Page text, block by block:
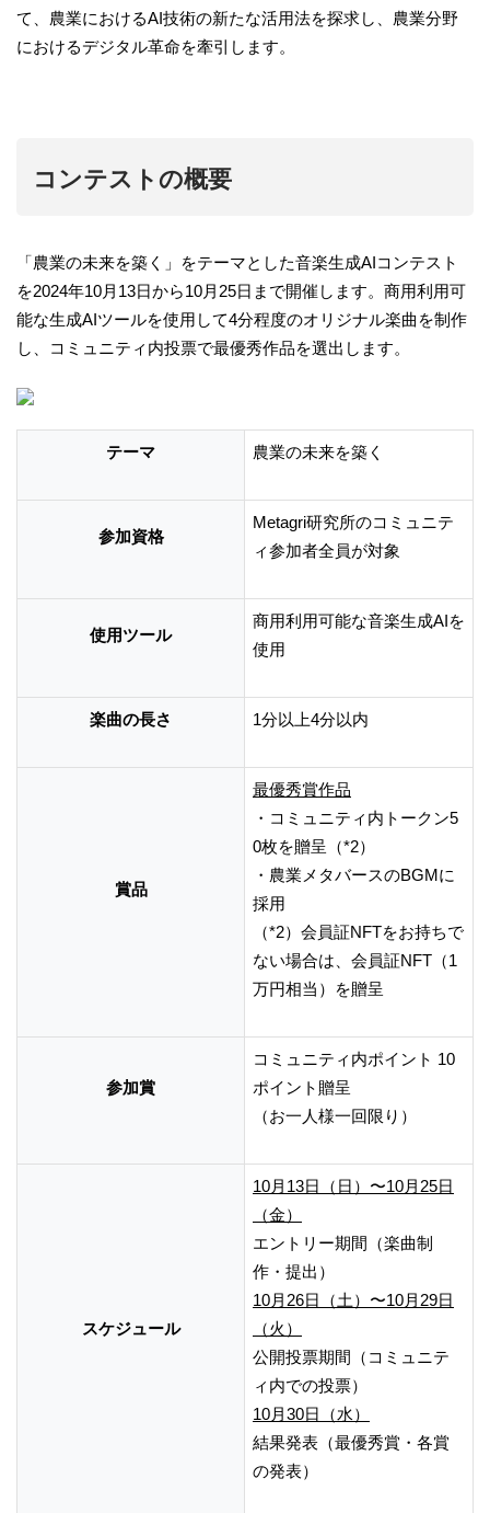
て、農業におけるAI技術の新たな活用法を探求し、農業分野
におけるデジタル革命を牽引します。
コンテストの概要
「農業の未来を築く」をテーマとした音楽生成AIコンテスト
を2024年10月13日から10月25日まで開催します。商用利用可
能な生成AIツールを使用して4分程度のオリジナル楽曲を制作
し、コミュニティ内投票で最優秀作品を選出します。
テーマ 農業の未来を築く
参加資格
Metagri研究所のコミュニテ
ィ参加者全員が対象
使用ツール
商用利用可能な音楽生成AIを
使用
楽曲の長さ 1分以上4分以内
賞品
最優秀賞作品
・コミュニティ内トークン5
0枚を贈呈（*2）
・農業メタバースのBGMに
採用
（*2）会員証NFTをお持ちで
ない場合は、会員証NFT（1
万円相当）を贈呈
参加賞
コミュニティ内ポイント 10
ポイント贈呈
（お一人様一回限り）
スケジュール
10月13日（日）〜10月25日
（金）
エントリー期間（楽曲制
作・提出）
10月26日（土）〜10月29日
（火）
公開投票期間（コミュニテ
ィ内での投票）
10月30日（水）
結果発表（最優秀賞・各賞
の発表）